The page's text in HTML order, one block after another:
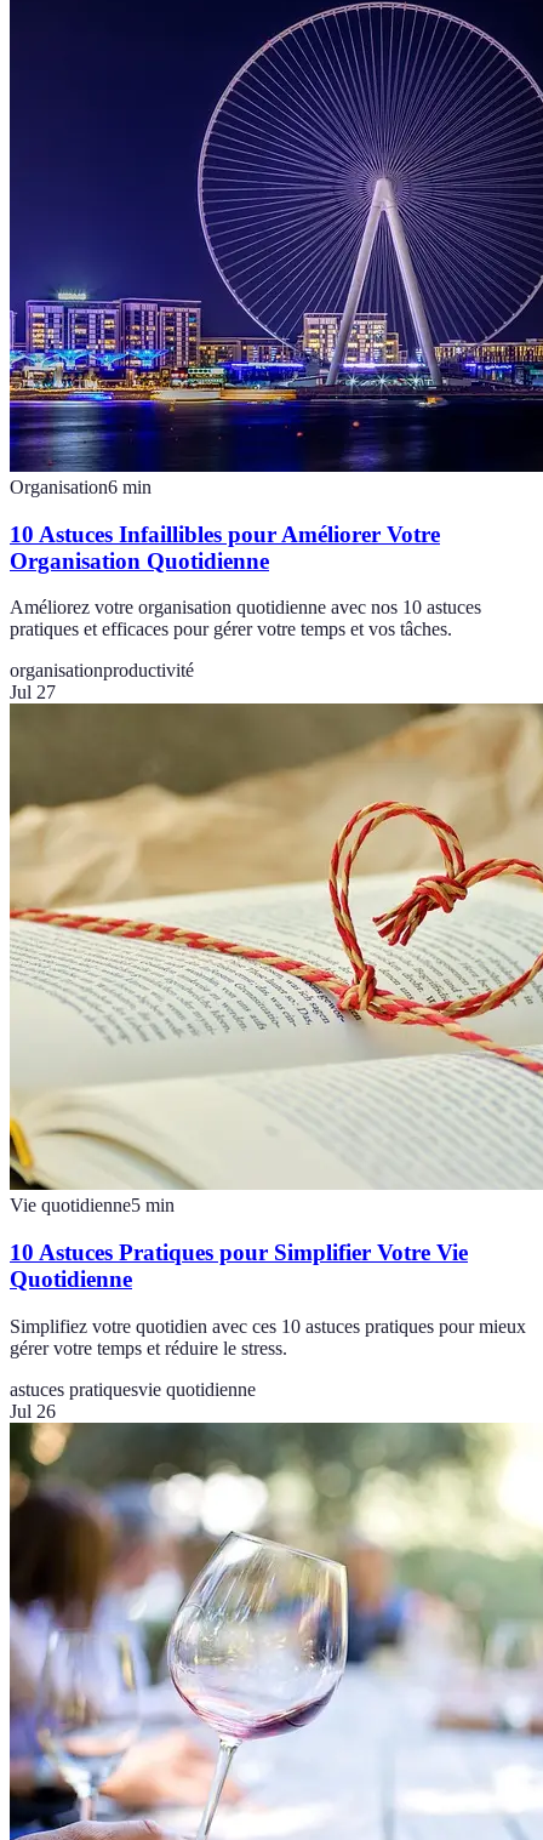
Organisation6 min
10 Astuces Infaillibles pour Améliorer Votre
Organisation Quotidienne
Améliorez votre organisation quotidienne avec nos 10 astuces
pratiques et efficaces pour gérer votre temps et vos tâches.
organisationproductivité
Jul 27
Vie quotidienne5 min
10 Astuces Pratiques pour Simplifier Votre Vie
Quotidienne
Simplifiez votre quotidien avec ces 10 astuces pratiques pour mieux
gérer votre temps et réduire le stress.
astuces pratiquesvie quotidienne
Jul 26